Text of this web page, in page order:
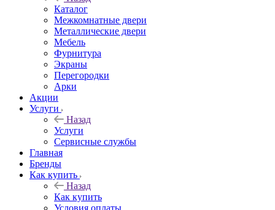
Каталог
Межкомнатные двери
Металлические двери
Мебель
Фурнитура
Экраны
Перегородки
Арки
Акции
Услуги
Назад
Услуги
Сервисные службы
Главная
Бренды
Как купить
Назад
Как купить
Условия оплаты